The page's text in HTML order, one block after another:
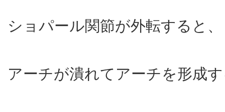
ショパール関節が外転すると、
アーチが潰れてアーチを形成